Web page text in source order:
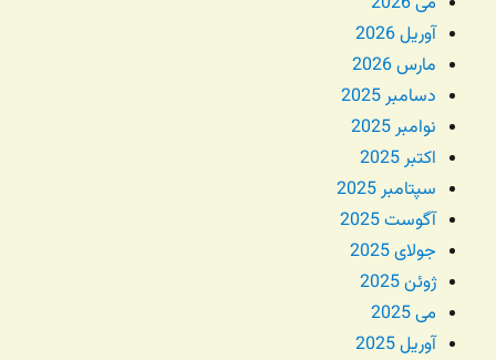
آوریل 2026
مارس 2026
دسامبر 2025
نوامبر 2025
اکتبر 2025
سپتامبر 2025
آگوست 2025
جولای 2025
ژوئن 2025
می 2025
آوریل 2025